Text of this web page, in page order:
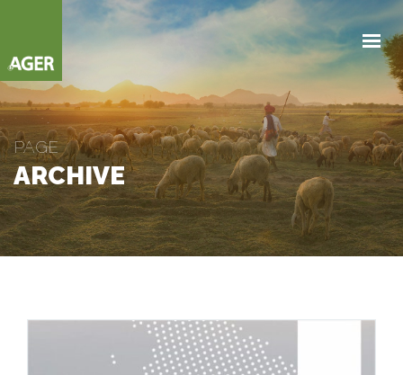
NOSOTROS
PARTNERS
NOVEDADES
CONTACTANOS
PAGE
ARCHIVE